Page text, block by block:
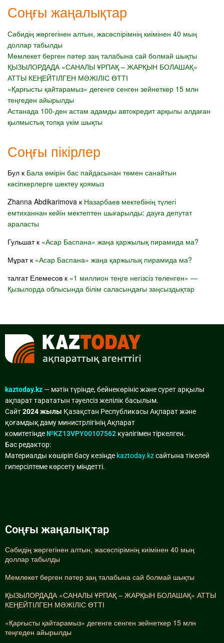
Соңғы жаңалықтар
Сәбидің жөргегінен алтын, жасөспірімнің киімінен 40 мың
доллар табылды
Мемлекет берген пәтер заң талабына сай болмай шықты
ҚЫЗЫЛОРДАДА «САНАЛЫ ҰРПАҚ – ЖАРҚЫН БОЛАШАҚ»
АТТЫ КЕҢЕЙТІЛГЕН МӘЖІЛІС ӨТТІ
«Қарғысты қайтарамыз» дегенге сенген зейнеткер 15 млн
теңгеден айырылды
Астанада 100-ден астам адамды автокредит арқылы алдаған
қылмыстық топқа үкім шықты
Соңғы пікірлер
Бул к Бала өмірін бас пайдасынан төмен санайтын
кәсіпкерлерге шектеу қоямыз
Zhanna Abdikarimova к Назарбаев мектебінің түлегі
емтиханнан кейін мектептен шығарылды: дауға депутат
араласты
Гульшатк «Асар Баспана» жаңа қаржылық пирамида ма?
Мұратк «Асар Баспана» жаңа қаржылық пирамида ма?
талгат Елемесов к «1 миллион теңге негізсіз төленген» —
Қызылорда облысында білім саласындағы заңсыздықтар
kaztoday.kz — мәтін түрінде, бейнекөрініс және сурет арқылы
ақпарат тарататын тәуелсіз желілік басылым.
Сайт2024 жылы Қазақстан Республикасы Ақпарат және
қоғамдық даму министрлігінің Ақпарат
комитетінде№KZ13VPY00107562 куәлігімен тіркелген.
Бас редактор:
Материалды көшіріп басу кезінде kaztoday.kzсайтына тікелей
гиперсілтеме көрсету міндетті.
Соңғы жаңалықтар
Сәбидің жөргегінен алтын, жасөспірімнің киімінен 40 мың
доллар табылды
Мемлекет берген пәтер заң талабына сай болмай шықты
ҚЫЗЫЛОРДАДА «САНАЛЫ ҰРПАҚ – ЖАРҚЫН БОЛАШАҚ» АТТЫ
КЕҢЕЙТІЛГЕН МӘЖІЛІС ӨТТІ
«Қарғысты қайтарамыз» дегенге сенген зейнеткер 15 млн
теңгеден айырылды